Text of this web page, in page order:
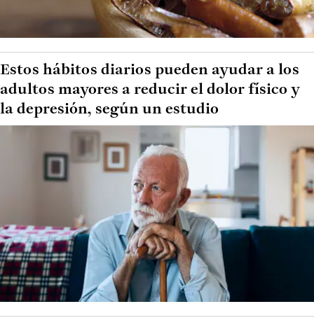
Estos hábitos diarios pueden ayudar a los
adultos mayores a reducir el dolor físico y
la depresión, según un estudio